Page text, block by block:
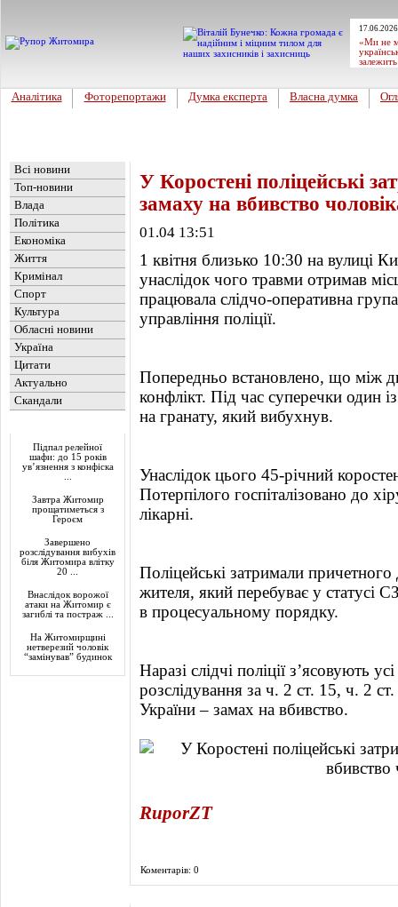
«Ми не
Аналітика Фоторепортажи Думка експерта Власна думка
Всі новини
Топ-новини
Влада
Політика
Економіка
Життя
Кримінал
Спорт
Культура
Обласні новини
Україна
Цитати
Актуально
Скандали
Підпал релейної
шафи: до 15 років
ув’язнення з конфіска
Завтра Житомир
прощатиметься з
Героєм
Завершено
розслідування вибухів
біля Житомира влітку
20 ...
Внаслідок ворожої
атаки на Житомир є
загиблі та постраж ...
На Житомирщині
нетверезий чоловік
“замінував” будинок
У Коростені поліцейські
замаху на вбивство
01.04 13:51
1 квітня близько 10:30 на вулиці
унаслідок чого травми отримав
працювала слідчо-оперативна
управління поліції.
Попередньо встановлено, що між
конфлікт. Під час суперечки один
на гранату, який вибухнув.
Унаслідок цього 45-річний
Потерпілого госпіталізовано до
лікарні.
Поліцейські затримали
жителя, який перебуває у статусі
в процесуальному порядку.
Наразі слідчі поліції з’ясовують
розслідування за ч. 2 ст. 15, ч. 2
України – замах на вбивство.
RuporZT
Коментарів: 0